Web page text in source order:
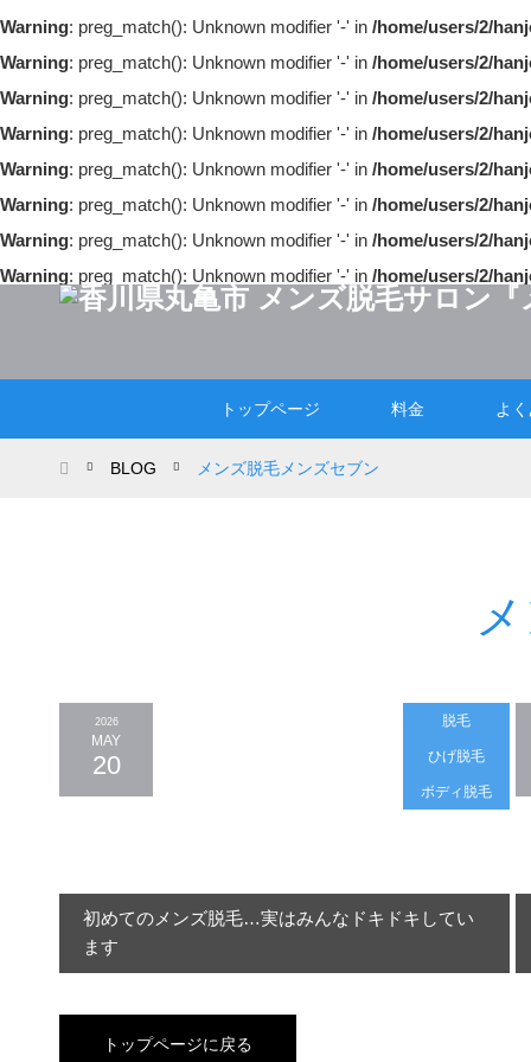
Warning: preg_match(): Unknown modifier '-' in /home/users/2/
Warning: preg_match(): Unknown modifier '-' in /home/users/2/
Warning: preg_match(): Unknown modifier '-' in /home/users/2/
Warning: preg_match(): Unknown modifier '-' in /home/users/2/
Warning: preg_match(): Unknown modifier '-' in /home/users/2/
Warning: preg_match(): Unknown modifier '-' in /home/users/2/
Warning: preg_match(): Unknown modifier '-' in /home/users/2/
Warning: preg_match(): Unknown modifier '-' in /home/users/2/
トップページ 料金 よ
ホームBLOG メンズ脱毛メンズセブン
初めてのメンズ脱毛…実はみんなドキドキしてい
ます
2026
MAY
20
脱毛
ひげ脱毛
ボディ脱毛
トップページに戻る